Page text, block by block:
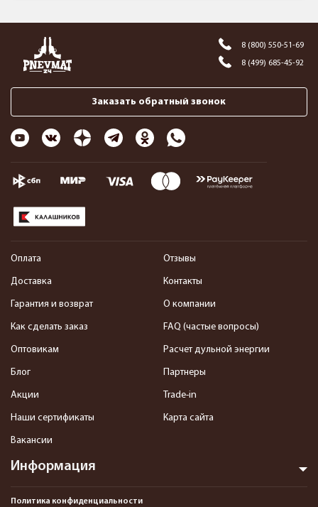
8 (800) 550-51-69
8 (499) 685-45-92
Заказать обратный звонок
Информация
Оплата
Доставка
Гарантия и возврат
Как сделать заказ
Оптовикам
Блог
Акции
Наши сертификаты
Вакансии
Отзывы
Контакты
О компании
FAQ (частые вопросы)
Расчет дульной энергии
Партнеры
Trade-in
Карта сайта
Политика конфиденциальности